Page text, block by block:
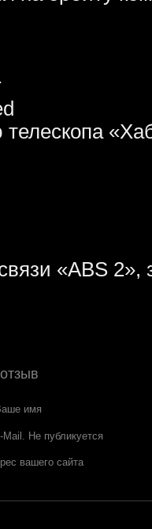
«ABS
имя
Не публикуется
вашего сайта